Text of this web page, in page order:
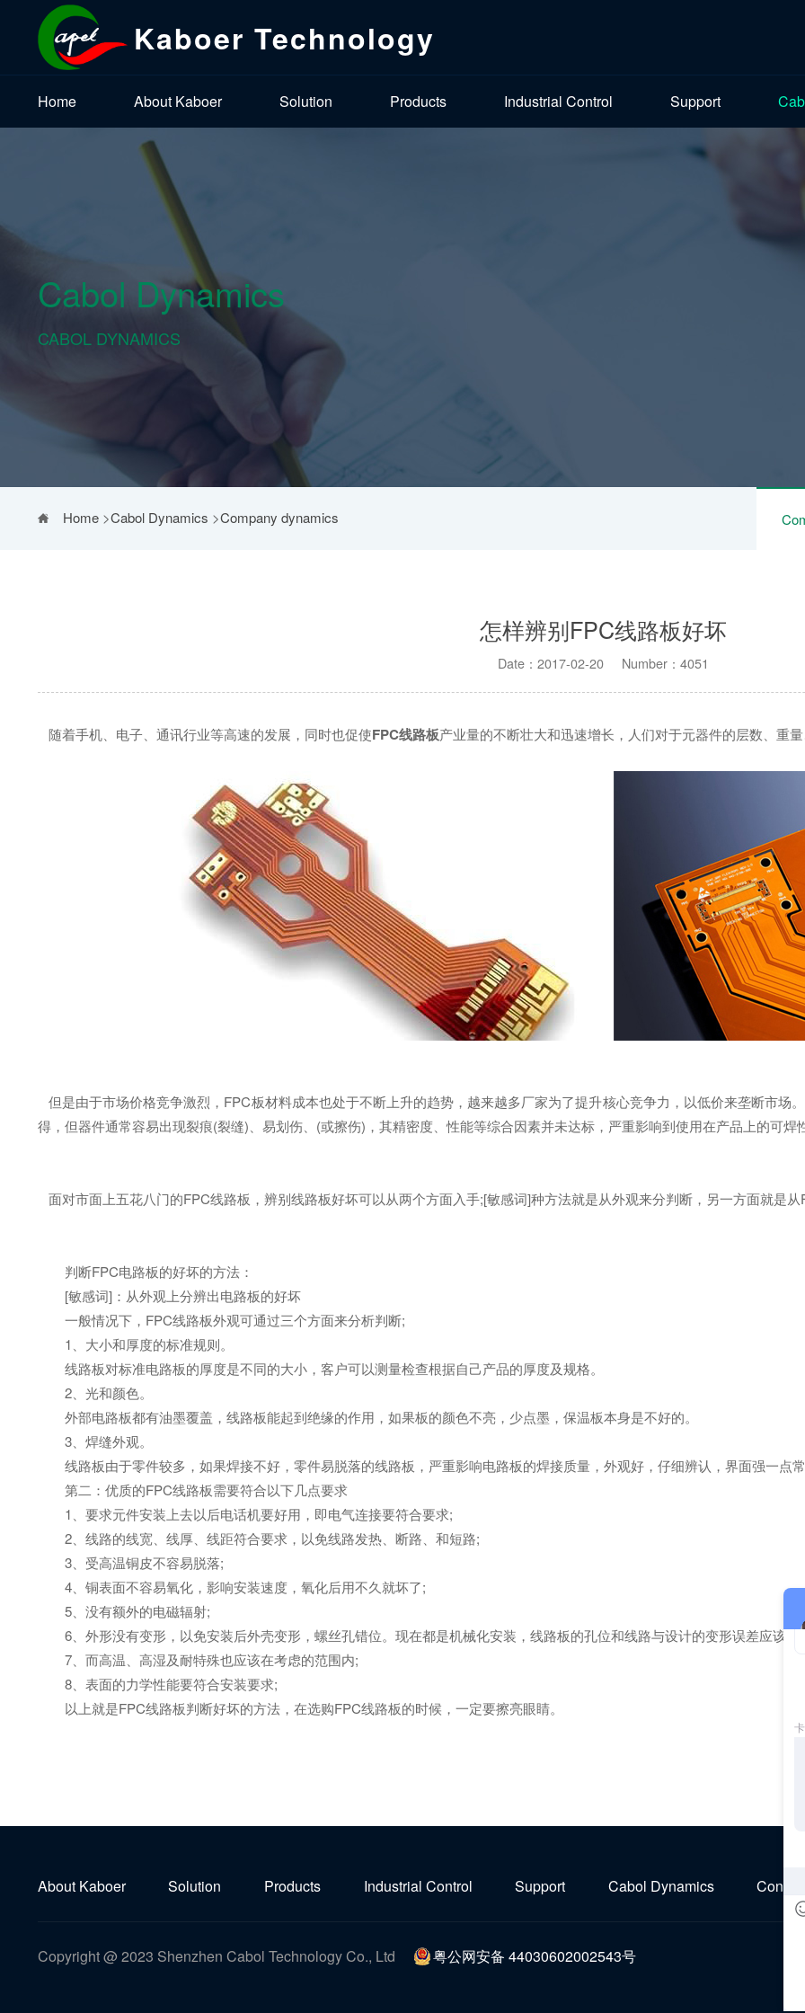
Kaboer Technology
Home About Kaboer Solution Products Industrial Control Support
Cabol Dynamics
CABOL DYNAMICS
Home>Cabol Dynamics >Company dynamics
怎样辨别FPC线路板好坏
Date：2017-02-20 Number：4051
随着手机、电子、通讯行业等高速的发展，同时也促使FPC线路板产业量的不断壮大和迅速增长，人们对于元器件的层数、重
但是由于市场价格竞争激烈，FPC板材料成本也处于不断上升的趋势，越来越多厂家为了提升核心竞争力，以低价来垄断市场
得，但器件通常容易出现裂痕(裂缝)、易划伤、(或擦伤)，其精密度、性能等综合因素并未达标，严重影响到使用在产品上的可焊
面对市面上五花八门的FPC线路板，辨别线路板好坏可以从两个方面入手;[敏感词]种方法就是从外观来分判断，另一方面就是
判断FPC电路板的好坏的方法：
[敏感词]：从外观上分辨出电路板的好坏
一般情况下，FPC线路板外观可通过三个方面来分析判断;
1、大小和厚度的标准规则。
线路板对标准电路板的厚度是不同的大小，客户可以测量检查根据自己产品的厚度及规格。
2、光和颜色。
外部电路板都有油墨覆盖，线路板能起到绝缘的作用，如果板的颜色不亮，少点墨，保温板本身是不好的。
3、焊缝外观。
线路板由于零件较多，如果焊接不好，零件易脱落的线路板，严重影响电路板的焊接质量，外观好，仔细辨认，界面强一点
第二：优质的FPC线路板需要符合以下几点要求
1、要求元件安装上去以后电话机要好用，即电气连接要符合要求;
2、线路的线宽、线厚、线距符合要求，以免线路发热、断路、和短路;
3、受高温铜皮不容易脱落;
4、铜表面不容易氧化，影响安装速度，氧化后用不久就坏了;
5、没有额外的电磁辐射;
6、外形没有变形，以免安装后外壳变形，螺丝孔错位。现在都是机械化安装，线路板的孔位和线路与设计的变形误差应该在
7、而高温、高湿及耐特殊也应该在考虑的范围内;
8、表面的力学性能要符合安装要求;
以上就是FPC线路板判断好坏的方法，在选购FPC线路板的时候，一定要擦亮眼睛。
About Kaboer Solution Products Industrial Control Support Cabol Dynamics
Copyright @ 2023 Shenzhen Cabol Technology Co., Ltd 粤公网安备 44030602002543号